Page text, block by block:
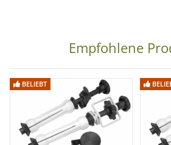
Empfohlene
BELIEBT